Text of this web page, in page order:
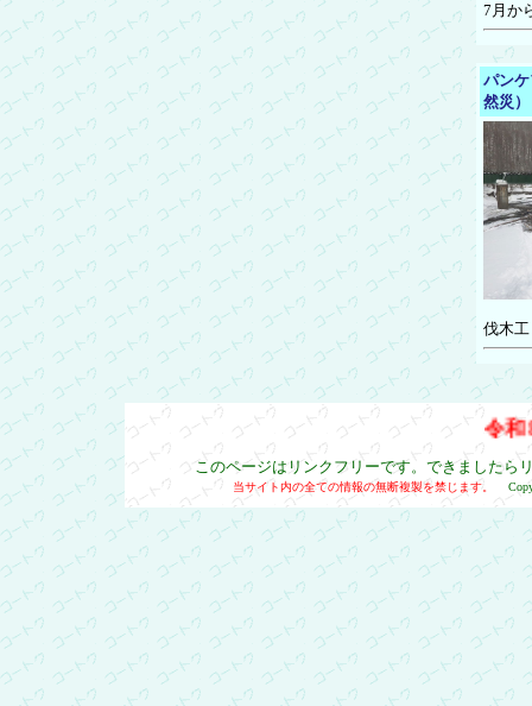
7月か
パン
然災
伐木
令和
このページはリンクフリーです。できましたら
当サイト内の全ての情報の無断複製を禁じます。